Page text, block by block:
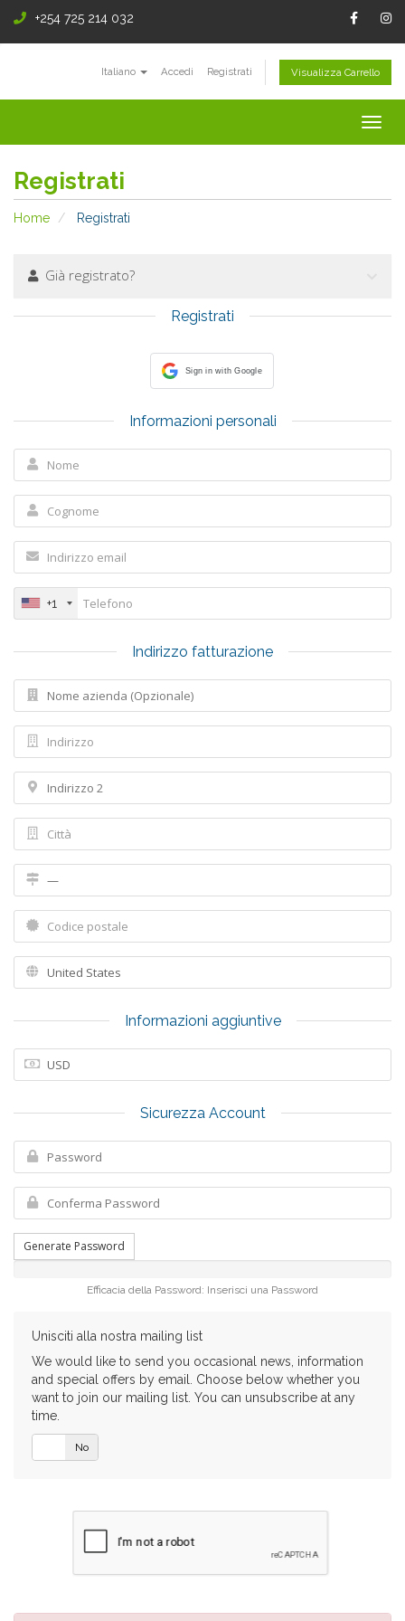
+254 725 214 032
Italiano Accedi Registrati Visualizza Carrello
Registrati
Home Registrati
Già registrato?
Registrati
Sign in with Google
Informazioni personali
+1
Indirizzo fatturazione
Informazioni aggiuntive
Sicurezza Account
Generate Password
Efficacia della Password: Inserisci una Password
Unisciti alla nostra mailing list
We would like to send you occasional news, information
and special offers by email. Choose below whether you
want to join our mailing list. You can unsubscribe at any
time.
No